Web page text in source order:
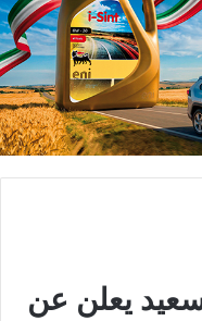
يعلن عن